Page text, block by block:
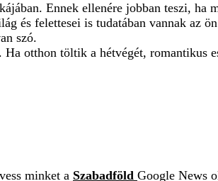
Ennek ellenére jobban teszi, ha
és felettesei is tudatában vannak az
szó.
otthon töltik a hétvégét, romantikus
minket a Szabadföld Google News